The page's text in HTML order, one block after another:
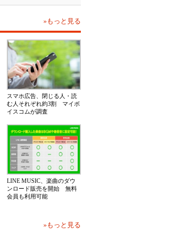
»もっと見る
スマホ広告、閉じる人・読
む人それぞれ約3割 マイボ
イスコムが調査
LINE MUSIC、楽曲のダウ
ンロード販売を開始 無料
会員も利用可能
»もっと見る